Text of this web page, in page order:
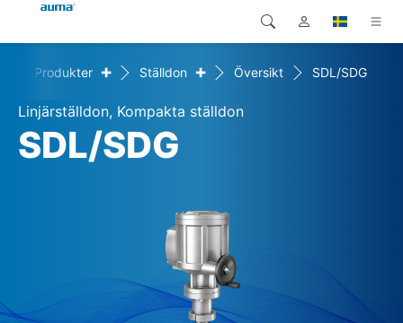
Produkter
Lösningar
Kontakt
Global
Europa
Nordamerika
Sök
Produkter + Ställdon + Översikt SDL/SDG
Linjärställdon, Kompakta ställdon
SDL/SDG